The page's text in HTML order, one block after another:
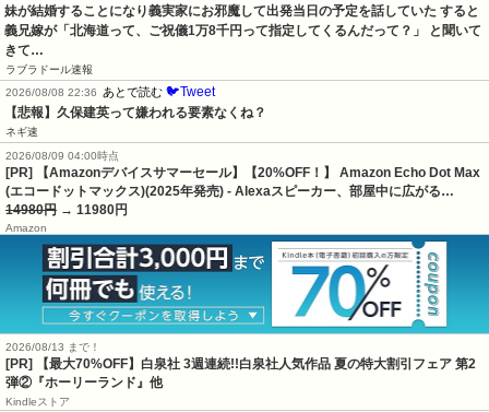
妹が結婚することになり義実家にお邪魔して出発当日の予定を話していた すると
義兄嫁が「北海道って、ご祝儀1万8千円って指定してくるんだって？」 と聞いて
きて…
ラブラドール速報
2026/08/08 22:36
あとで読む 🐦Tweet
【悲報】久保建英って嫌われる要素なくね？
ネギ速
2026/08/09 04:00時点
[PR] 【Amazonデバイスサマーセール】【20%OFF！】 Amazon Echo Dot Max
(エコードットマックス)(2025年発売) - Alexaスピーカー、部屋中に広がる…
14980円 → 11980円
Amazon
2026/08/13 まで！
[PR]
【最大70%OFF】白泉社 3週連続!!白泉社人気作品 夏の特大割引フェア 第2
弾②『ホーリーランド』他
Kindleストア